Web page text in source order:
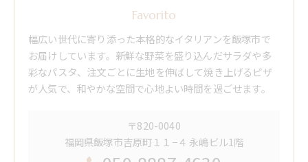
Favorito
幅広い世代に寄り添った本格的なイタリアンを飯塚市で
お届けしています。新鮮な野菜を盛り込んだサラダや多
彩なパスタ、注文ごとに生地を伸ばして焼き上げるピザ
が人気で、和やかな空間で心地よい時間を過ごせます。
〒820-0040
福岡県飯塚市吉原町１１−４ 永嶋ビル1階